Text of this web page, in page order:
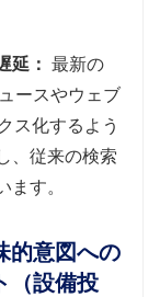
延： 最新の
ースやウェブ
ス化するよう
、従来の検索
ます。
的意図への
（設備投